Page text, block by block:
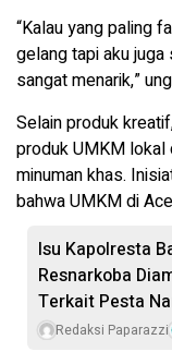
“Kalau yang paling
gelang tapi aku
sangat menarik,”
Selain produk
produk UMKM lokal
minuman khas.
bahwa UMKM di
Isu Kapolresta
Resnarkoba
Terkait Pesta
Redaksi Paparazzi